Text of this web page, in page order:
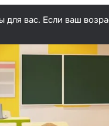
вас. Если ваш